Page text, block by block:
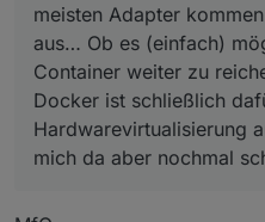
meisten Adapter
aus… Ob es (einfach)
Container weiter zu
Docker ist schließlich
Hardwarevirtualisierung
mich da aber nochmal